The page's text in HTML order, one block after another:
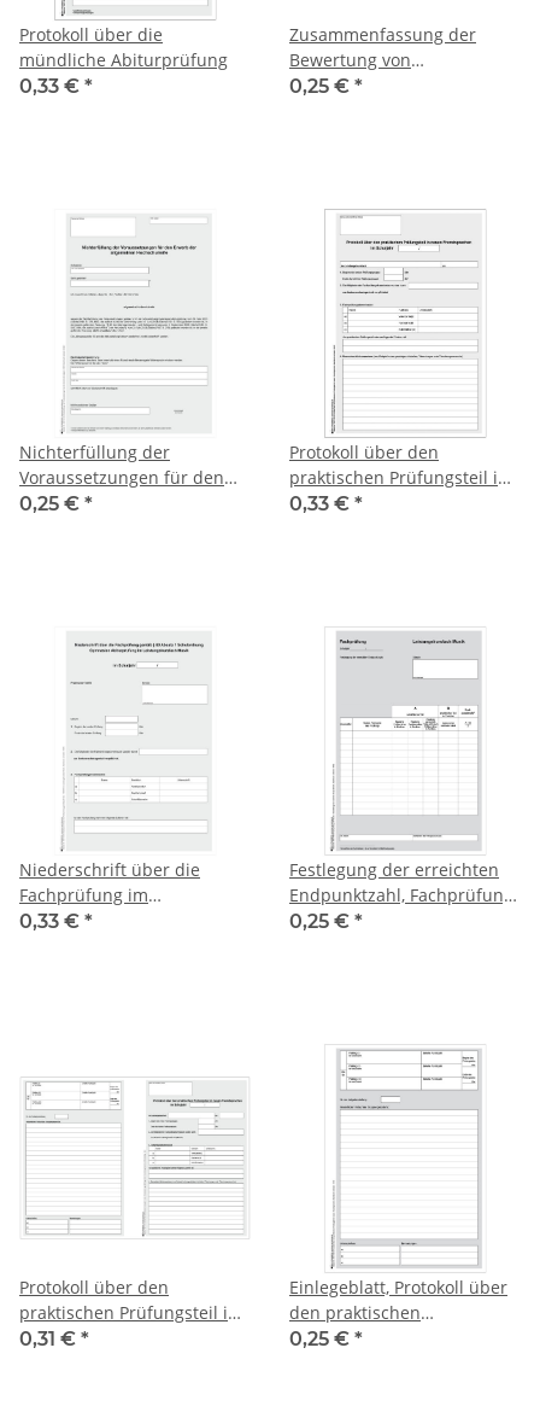
Protokoll über die
mündliche Abiturprüfung
0,33 € *
Zusammenfassung der
Bewertung von
Abiturprüfungsarbeiten
0,25 € *
Nichterfüllung der
Voraussetzungen für den
Erwerb der allg.
0,25 € *
Protokoll über den
praktischen Prüfungsteil in
neuen Fremdsprachen, im
0,33 € *
Niederschrift über die
Fachprüfung im
Leistungskursfach Musik,
0,33 € *
Festlegung der erreichten
Endpunktzahl, Fachprüfung
Leistungskursfach Musik
0,25 € *
Protokoll über den
praktischen Prüfungsteil in
neuen Fremdsprachen, im
0,31 € *
Einlegeblatt, Protokoll über
den praktischen
Prüfungsteil in neuen
0,25 € *